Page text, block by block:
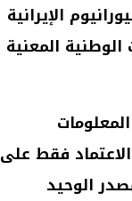
الإيرانية
المعنية
فقط على
الوحيد